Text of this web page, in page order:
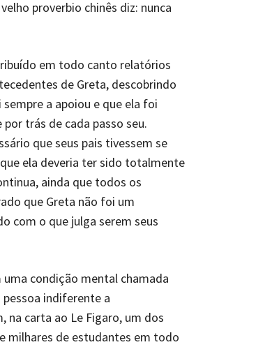
proverbio chinês diz: nunca
em todo canto relatórios
de Greta, descobrindo
a apoiou e que ela foi
trás de cada passo seu.
que seus pais tivessem se
ela deveria ter sido totalmente
ainda que todos os
que Greta não foi um
com o que julga serem seus
condição mental chamada
indiferente a
na carta ao Le Figaro, um dos
milhares de estudantes em todo